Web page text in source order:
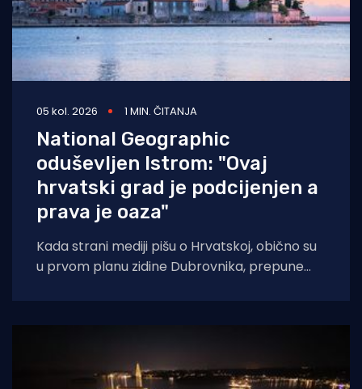
05 kol. 2026 1 MIN. ČITANJA
National Geographic
oduševljen Istrom: "Ovaj
hrvatski grad je podcijenjen a
prava je oaza"
Kada strani mediji pišu o Hrvatskoj, obično su
u prvom planu zidine Dubrovnika, prepune